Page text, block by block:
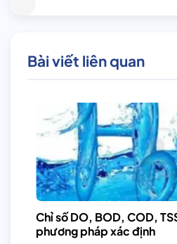
Bài viết liên quan
Chỉ số DO, BOD, COD,
phương pháp xác định